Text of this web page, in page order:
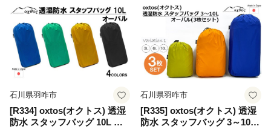
石川県羽咋市
[R334] oxtos(オクトス) 透湿
防水 スタッフバッグ 10L オ
石川県羽咋市
[R335] oxtos(オクトス) 透湿
防水 スタッフバッグ 3～10L